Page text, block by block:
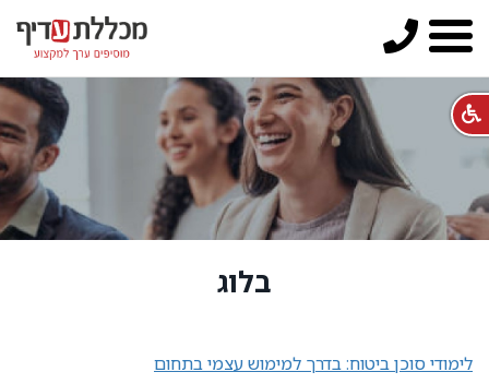
בלוג
לימודי סוכן ביטוח: בדרך למימוש עצמי בתחום